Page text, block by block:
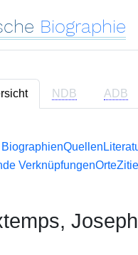
Biographie
NDB ADB
BiographienQuellen
VerknüpfungenOrte